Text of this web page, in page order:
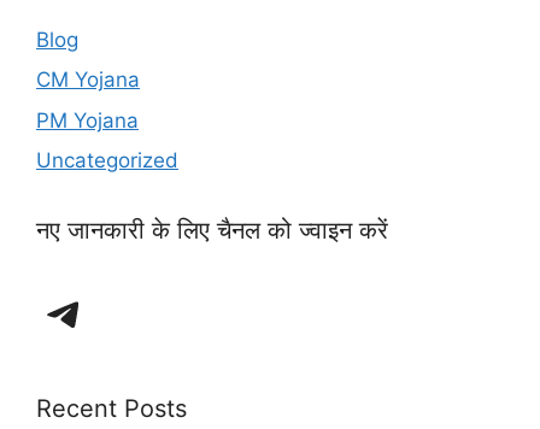
Blog
CM Yojana
PM Yojana
Uncategorized
नए जानकारी के लिए चैनल को ज्वाइन करें
Telegram
Recent Posts